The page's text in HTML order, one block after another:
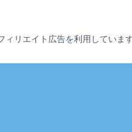
ィリエイト広告を利用していま